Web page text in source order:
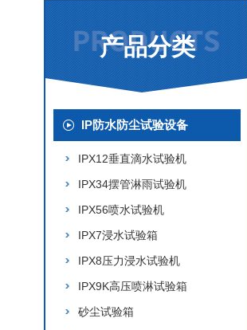
产品分类
IP防水防尘试验设备
IPX12垂直滴水试验机
IPX34摆管淋雨试验机
IPX56喷水试验机
IPX7浸水试验箱
IPX8压力浸水试验机
IPX9K高压喷淋试验箱
砂尘试验箱